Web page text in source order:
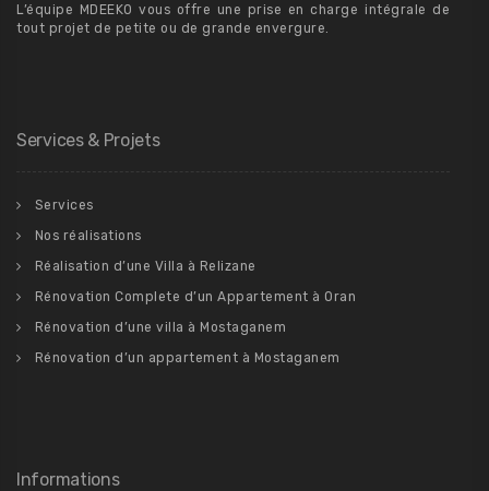
L’équipe MDEEKO vous offre une prise en charge intégrale de
tout projet de petite ou de grande envergure.
Services & Projets
Services
Nos réalisations
Réalisation d’une Villa à Relizane
Rénovation Complete d’un Appartement à Oran
Rénovation d’une villa à Mostaganem
Rénovation d’un appartement à Mostaganem
Informations